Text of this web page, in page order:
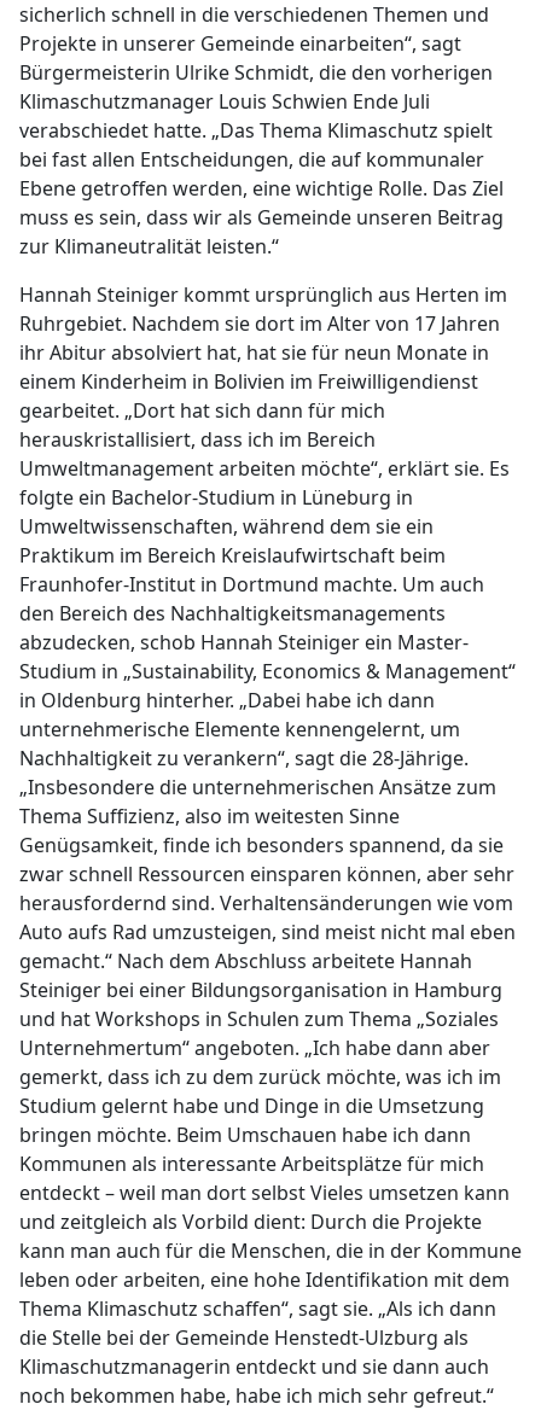
sicherlich schnell in die verschiedenen Themen und
Projekte in unserer Gemeinde einarbeiten“, sagt
Bürgermeisterin Ulrike Schmidt, die den vorherigen
Klimaschutzmanager Louis Schwien Ende Juli
verabschiedet hatte. „Das Thema Klimaschutz spielt
bei fast allen Entscheidungen, die auf kommunaler
Ebene getroffen werden, eine wichtige Rolle. Das Ziel
muss es sein, dass wir als Gemeinde unseren Beitrag
zur Klimaneutralität leisten.“
Hannah Steiniger kommt ursprünglich aus Herten im
Ruhrgebiet. Nachdem sie dort im Alter von 17 Jahren
ihr Abitur absolviert hat, hat sie für neun Monate in
einem Kinderheim in Bolivien im Freiwilligendienst
gearbeitet. „Dort hat sich dann für mich
herauskristallisiert, dass ich im Bereich
Umweltmanagement arbeiten möchte“, erklärt sie. Es
folgte ein Bachelor-Studium in Lüneburg in
Umweltwissenschaften, während dem sie ein
Praktikum im Bereich Kreislaufwirtschaft beim
Fraunhofer-Institut in Dortmund machte. Um auch
den Bereich des Nachhaltigkeitsmanagements
abzudecken, schob Hannah Steiniger ein Master-
Studium in „Sustainability, Economics & Management“
in Oldenburg hinterher. „Dabei habe ich dann
unternehmerische Elemente kennengelernt, um
Nachhaltigkeit zu verankern“, sagt die 28-Jährige.
„Insbesondere die unternehmerischen Ansätze zum
Thema Suffizienz, also im weitesten Sinne
Genügsamkeit, finde ich besonders spannend, da sie
zwar schnell Ressourcen einsparen können, aber sehr
herausfordernd sind. Verhaltensänderungen wie vom
Auto aufs Rad umzusteigen, sind meist nicht mal eben
gemacht.“ Nach dem Abschluss arbeitete Hannah
Steiniger bei einer Bildungsorganisation in Hamburg
und hat Workshops in Schulen zum Thema „Soziales
Unternehmertum“ angeboten. „Ich habe dann aber
gemerkt, dass ich zu dem zurück möchte, was ich im
Studium gelernt habe und Dinge in die Umsetzung
bringen möchte. Beim Umschauen habe ich dann
Kommunen als interessante Arbeitsplätze für mich
entdeckt – weil man dort selbst Vieles umsetzen kann
und zeitgleich als Vorbild dient: Durch die Projekte
kann man auch für die Menschen, die in der Kommune
leben oder arbeiten, eine hohe Identifikation mit dem
Thema Klimaschutz schaffen“, sagt sie. „Als ich dann
die Stelle bei der Gemeinde Henstedt-Ulzburg als
Klimaschutzmanagerin entdeckt und sie dann auch
noch bekommen habe, habe ich mich sehr gefreut.“